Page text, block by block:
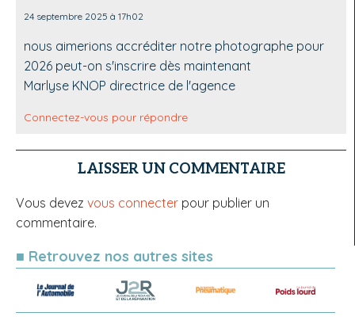
24 septembre 2025 à 17h02
nous aimerions accréditer notre photographe pour
2026 peut-on s'inscrire dès maintenant
Marlyse KNOP directrice de l'agence
Connectez-vous pour répondre
LAISSER UN COMMENTAIRE
Vous devez vous connecter pour publier un
commentaire.
■ Retrouvez nos autres sites